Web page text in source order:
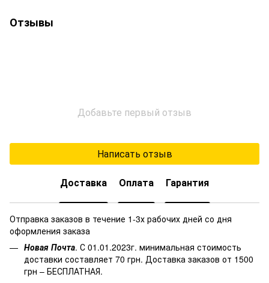
Отзывы
Добавьте первый отзыв
Написать отзыв
Доставка Оплата Гарантия
Отправка заказов в течение 1-3х рабочих дней со дня
оформления заказа
Новая Почта. С 01.01.2023г. минимальная стоимость
доставки составляет 70 грн. Доставка заказов от 1500
грн – БЕСПЛАТНАЯ.